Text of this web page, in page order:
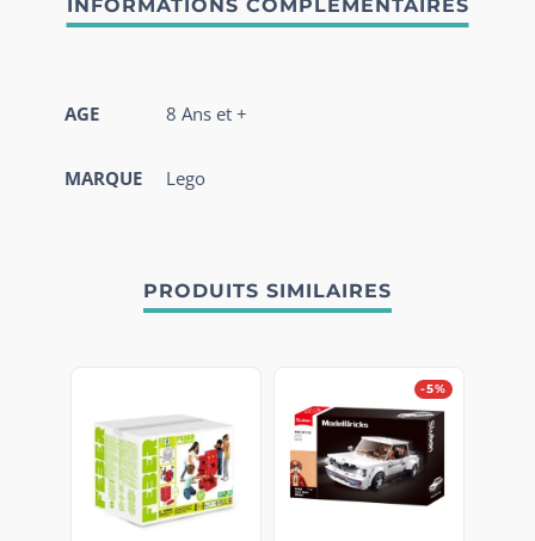
AGE 8 Ans et +
MARQUE Lego
PRODUITS SIMILAIRES
-5%